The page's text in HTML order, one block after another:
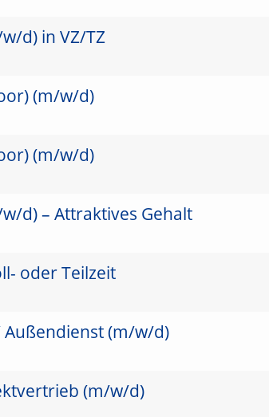
d) in VZ/TZ
(m/w/d)
(m/w/d)
d) – Attraktives Gehalt
oder Teilzeit
(m/w/d)
(m/w/d)